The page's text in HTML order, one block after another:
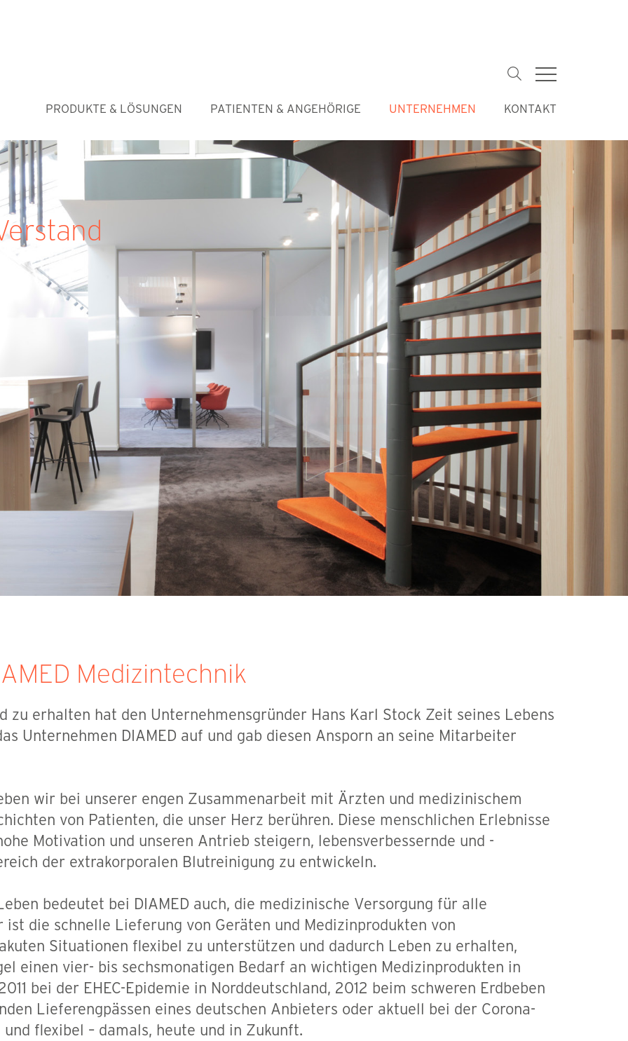
Suchbegriffe
PRODUKTE & LÖSUNGEN PATIENTEN & ANGEHÖRIGE UNTERNEHMEN KONTAKT
Medizintechnik
zu erhalten hat den Unternehmensgründer Hans Karl Stock Zeit seines Lebens
Unternehmen DIAMED auf und gab diesen Ansporn an seine Mitarbeiter
wir bei unserer engen Zusammenarbeit mit Ärzten und medizinischem
von Patienten, die unser Herz berühren. Diese menschlichen Erlebnisse
Motivation und unseren Antrieb steigern, lebensverbessernde und -
der extrakorporalen Blutreinigung zu entwickeln.
bedeutet bei DIAMED auch, die medizinische Versorgung für alle
die schnelle Lieferung von Geräten und Medizinprodukten von
Situationen flexibel zu unterstützen und dadurch Leben zu erhalten,
einen vier- bis sechsmonatigen Bedarf an wichtigen Medizinprodukten in
bei der EHEC-Epidemie in Norddeutschland, 2012 beim schweren Erdbeben
Lieferengpässen eines deutschen Anbieters oder aktuell bei der Corona-
flexibel – damals, heute und in Zukunft.